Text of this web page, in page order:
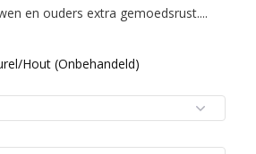
en ouders extra gemoedsrust....
Hout (Onbehandeld)